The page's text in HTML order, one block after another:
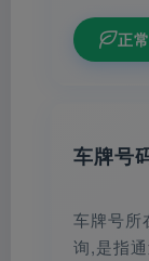
正常
车牌号
车牌号所
询,是指